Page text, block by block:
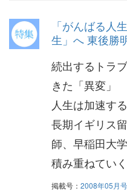
「がんばる人
生」へ 東後勝
続出するトラ
きた「異変」
人生は加速す
長期イギリス
師、早稲田大
積み重ねてい
掲載号： 2008年05月号